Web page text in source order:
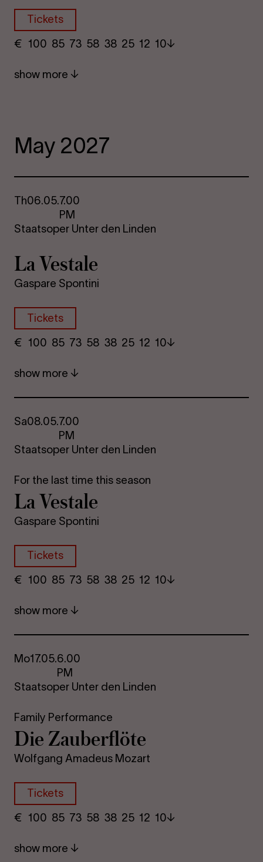
Tickets
€ ​ 100 85 73​ 58 38 25​ 12 10
show more
May 2027
Th06.05.7.00
PM
Staatsoper Unter den Linden
La Vestale
Gaspare Spontini
Tickets
€ ​ 100 85 73​ 58 38 25​ 12 10
show more
Sa08.05.7.00
PM
Staatsoper Unter den Linden
For the last time this season
La Vestale
Gaspare Spontini
Tickets
€ ​ 100 85 73​ 58 38 25​ 12 10
show more
Mo17.05.6.00
PM
Staatsoper Unter den Linden
Family Performance
Die Za­uber­flöte
Wolfgang Amadeus Mozart
Tickets
€ ​ 100 85 73​ 58 38 25​ 12 10
show more